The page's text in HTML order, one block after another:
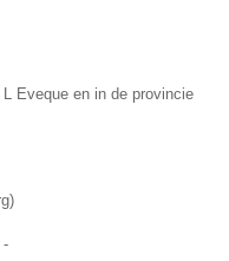
Eveque en in de provincie
)
-